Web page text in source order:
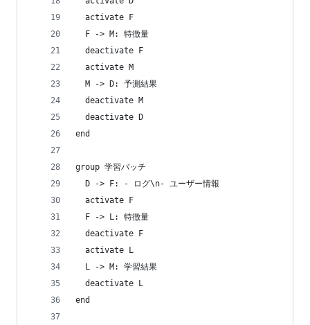
  activate F
  F -> M: 特徴量
  deactivate F
  activate M
  M -> D: 予測結果
  deactivate M
  deactivate D
end
group 学習バッチ
  D -> F: - ログ\n- ユーザー情報
  activate F
  F -> L: 特徴量
  deactivate F
  activate L
  L -> M: 学習結果
  deactivate L
end